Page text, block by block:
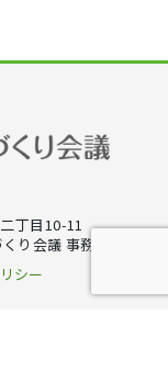
丁目10-11
り会議 事務局
シー